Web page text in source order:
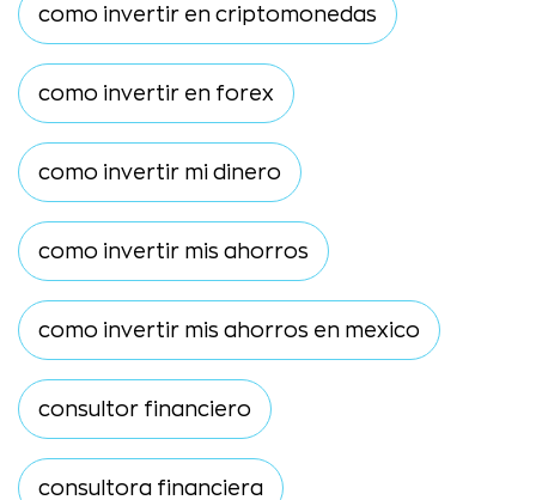
como invertir en criptomonedas
como invertir en forex
como invertir mi dinero
como invertir mis ahorros
como invertir mis ahorros en mexico
consultor financiero
consultora financiera